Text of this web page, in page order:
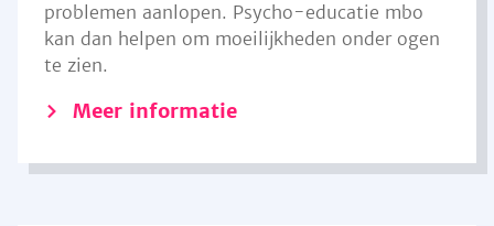
problemen aanlopen. Psycho-educatie mbo
kan dan helpen om moeilijkheden onder ogen
te zien.
Meer informatie